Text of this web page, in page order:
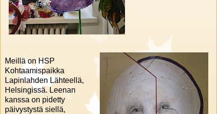
Meillä on HSP
Kohtaamispaikka
Lapinlahden Lähteellä,
Helsingissä. Leenan
kanssa on pidetty
päivystystä siellä,